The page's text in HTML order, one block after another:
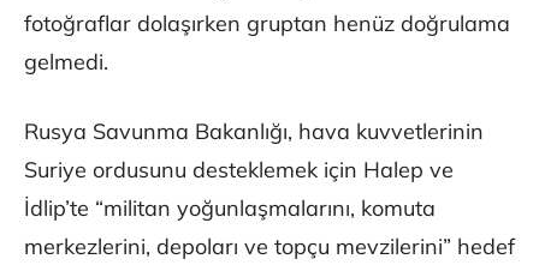
fotoğraflar dolaşırken gruptan henüz doğrulama
gelmedi.
Rusya Savunma Bakanlığı, hava kuvvetlerinin
Suriye ordusunu desteklemek için Halep ve
İdlip’te “militan yoğunlaşmalarını, komuta
merkezlerini, depoları ve topçu mevzilerini” hedef